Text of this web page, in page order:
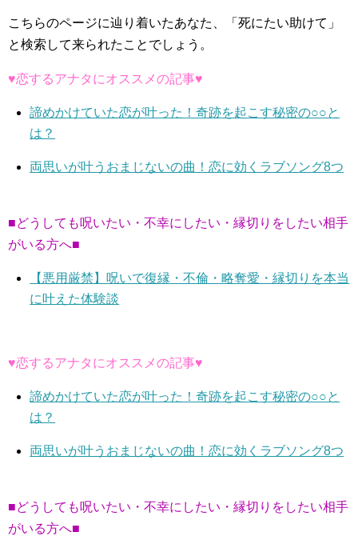
こちらのページに辿り着いたあなた、「死にたい助けて」
と検索して来られたことでしょう。
♥恋するアナタにオススメの記事♥
諦めかけていた恋が叶った！奇跡を起こす秘密の○○と
は？
両思いが叶うおまじないの曲！恋に効くラブソング8つ
■どうしても呪いたい・不幸にしたい・縁切りをしたい相手
がいる方へ■
【悪用厳禁】呪いで復縁・不倫・略奪愛・縁切りを本当
に叶えた体験談
♥恋するアナタにオススメの記事♥
諦めかけていた恋が叶った！奇跡を起こす秘密の○○と
は？
両思いが叶うおまじないの曲！恋に効くラブソング8つ
■どうしても呪いたい・不幸にしたい・縁切りをしたい相手
がいる方へ■